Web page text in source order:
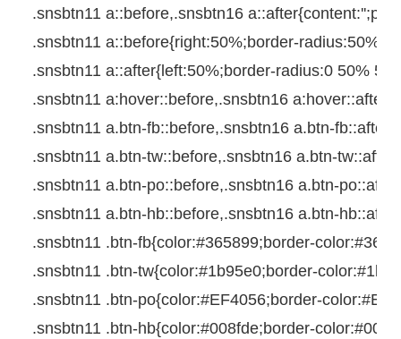
.snsbtn11 a::before,.snsbtn16 a::after{content:'';
.snsbtn11 a::before{right:50%;border-radius:50%
.snsbtn11 a::after{left:50%;border-radius:0 50%
.snsbtn11 a:hover::before,.snsbtn16 a:hover::after
.snsbtn11 a.btn-fb::before,.snsbtn16 a.btn-fb::after
.snsbtn11 a.btn-tw::before,.snsbtn16 a.btn-tw::after
.snsbtn11 a.btn-po::before,.snsbtn16 a.btn-po::after
.snsbtn11 a.btn-hb::before,.snsbtn16 a.btn-hb::after
.snsbtn11 .btn-fb{color:#365899;border-color:
.snsbtn11 .btn-tw{color:#1b95e0;border-color:
.snsbtn11 .btn-po{color:#EF4056;border-color:
.snsbtn11 .btn-hb{color:#008fde;border-color: